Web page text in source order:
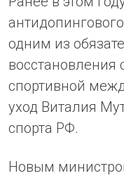
одним из
восстановления
спортивной
уход Виталия
спорта РФ.
Новым